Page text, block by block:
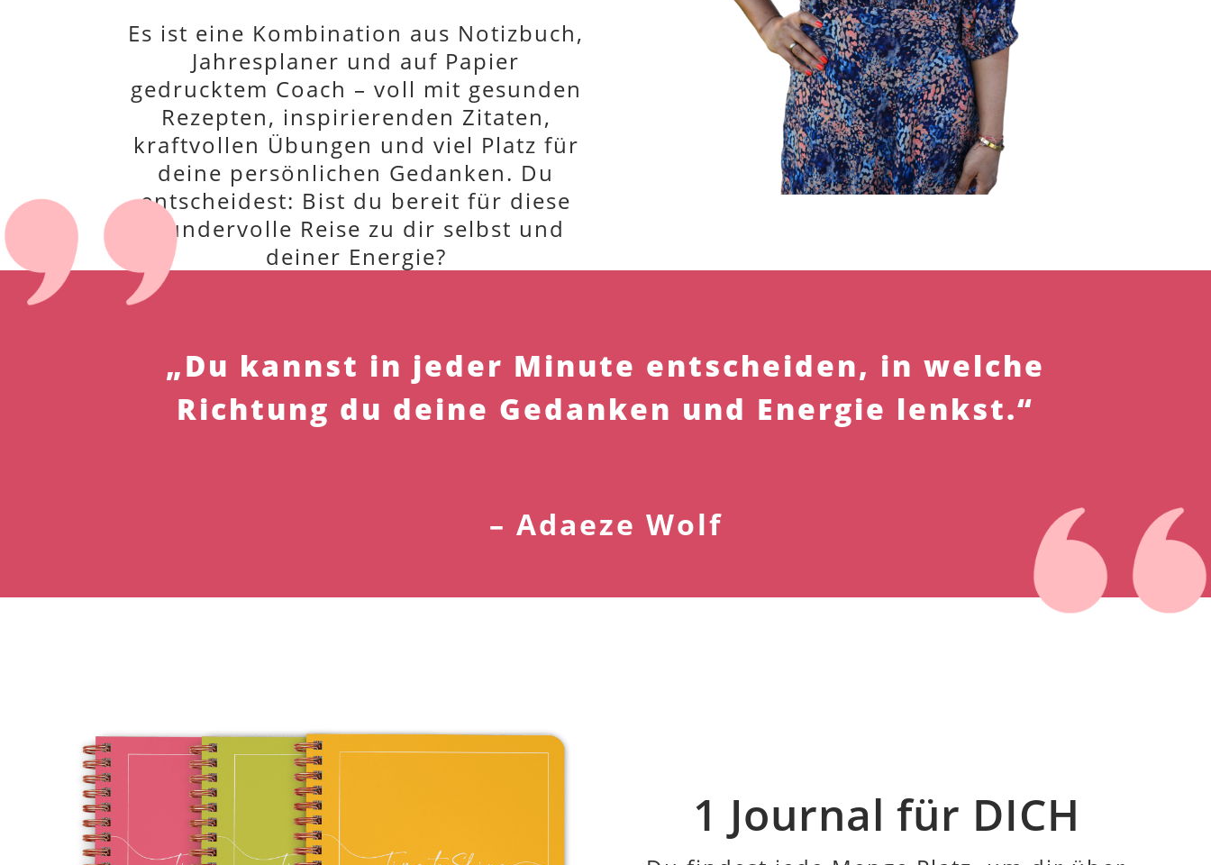
Es ist eine Kombination aus Notizbuch,
Jahresplaner und auf Papier
gedrucktem Coach – voll mit gesunden
Rezepten, inspirierenden Zitaten,
kraftvollen Übungen und viel Platz für
deine persönlichen Gedanken. Du
entscheidest: Bist du bereit für diese
wundervolle Reise zu dir selbst und
deiner Energie?
„Du kannst in jeder Minute entscheiden, in welche
Richtung du deine Gedanken und Energie lenkst.“
– Adaeze Wolf
300 Seiten